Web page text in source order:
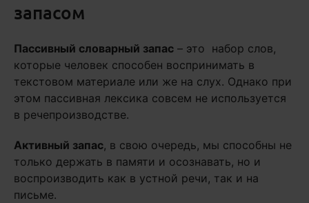
запасом
Пассивный словарный запас – это набор слов,
которые человек способен воспринимать в
текстовом материале или же на слух. Однако при
этом пассивная лексика совсем не используется
в речепроизводстве.
Активный запас, в свою очередь, мы способны не
только держать в памяти и осознавать, но и
воспроизводить как в устной речи, так и на
письме.